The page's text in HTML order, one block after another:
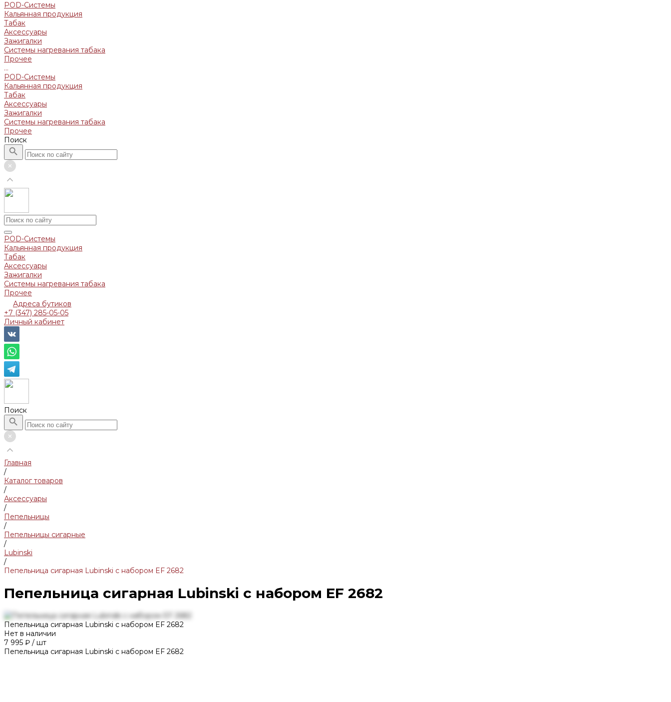
POD-Системы
Кальянная продукция
Табак
Аксессуары
Зажигалки
Системы нагревания табака
Прочее
...
POD-Системы
Кальянная продукция
Табак
Аксессуары
Зажигалки
Системы нагревания табака
Прочее
Поиск
POD-Системы
Кальянная продукция
Табак
Аксессуары
Зажигалки
Системы нагревания табака
Прочее
Адреса бутиков
+7 (347) 285-05-05
Личный кабинет
Поиск
Главная
/
Каталог товаров
/
Аксессуары
/
Пепельницы
/
Пепельницы сигарные
/
Lubinski
/
Пепельница сигарная Lubinski с набором EF 2682
Пепельница сигарная Lubinski с набором EF 2682
Пепельница сигарная Lubinski с набором EF 2682
Нет в наличии
7 995 ₽ / шт
Пепельница сигарная Lubinski с набором EF 2682